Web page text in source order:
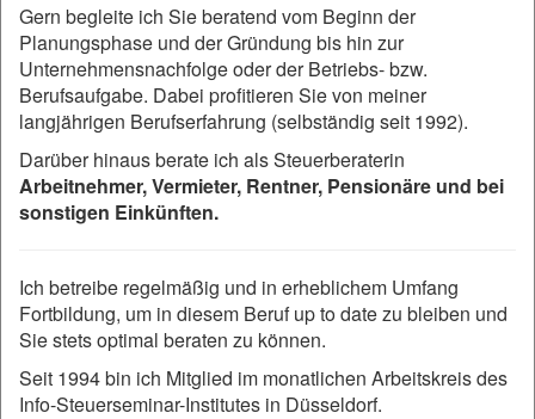
Gern begleite ich Sie beratend vom Beginn der
Planungsphase und der Gründung bis hin zur
Unternehmensnachfolge oder der Betriebs- bzw.
Berufsaufgabe. Dabei profitieren Sie von meiner
langjährigen Berufserfahrung (selbständig seit 1992).
Darüber hinaus berate ich als Steuerberaterin
Arbeitnehmer, Vermieter, Rentner, Pensionäre und bei
sonstigen Einkünften.
Ich betreibe regelmäßig und in erheblichem Umfang
Fortbildung, um in diesem Beruf up to date zu bleiben und
Sie stets optimal beraten zu können.
Seit 1994 bin ich Mitglied im monatlichen Arbeitskreis des
Info-Steuerseminar-Institutes in Düsseldorf.